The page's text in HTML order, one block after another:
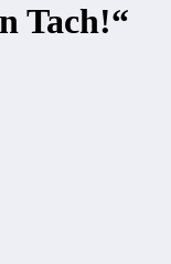
Tach!“